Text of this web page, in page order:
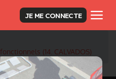
JE ME CONNECTE
(14. CALVADOS)